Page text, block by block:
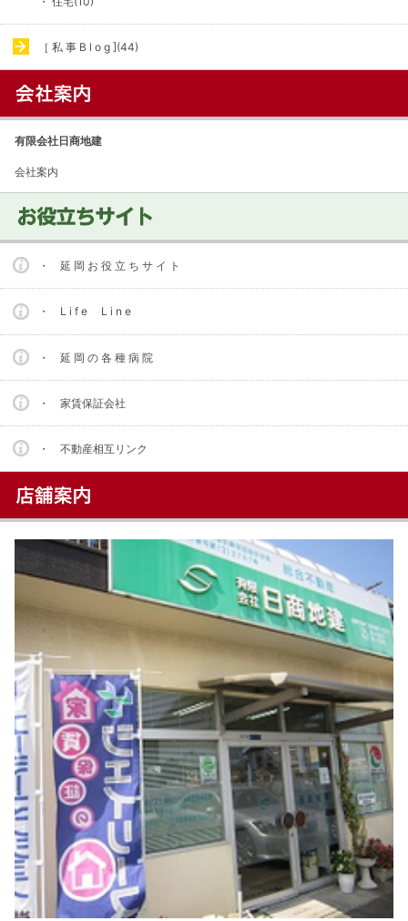
［ 私 事 B l o g ](44)
有限会社日商地建
会社案内
・ 延 岡 お 役 立 ち サ イ ト
・ L i f e L i n e
・ 延 岡 の 各 種 病 院
・ 家賃保証会社
・ 不動産相互リンク